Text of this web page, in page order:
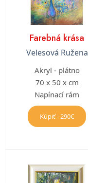
Farebná krása
Velesová Ružena
Akryl - plátno
70 x 50 x cm
Napínací rám
Kúpiť - 290€